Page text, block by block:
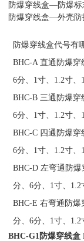
防爆穿线盒—防爆标
防爆穿线盒—外壳防
防爆穿线盒代号有
BHC-A 直通防爆穿
6分、1寸、1.2寸、
BHC-B 三通防爆穿
6分、1寸、1.2寸、
BHC-C 四通防爆穿
6分、1寸、1.2寸、
BHC-D 左弯通防爆
分、6分、1寸、1.2
BHC-E 右弯通防爆
分、6分、1寸、1.2
BHC-G1防爆穿线盒